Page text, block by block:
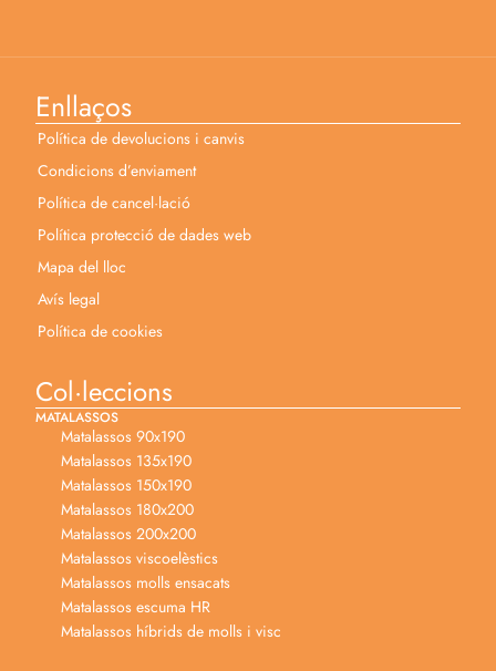
Enllaços
Política de devolucions i canvis
Condicions d’enviament
Política de cancel·lació
Política protecció de dades web
Mapa del lloc
Avís legal
Política de cookies
Col·leccions
MATALASSOS
Matalassos 90x190
Matalassos 135x190
Matalassos 150x190
Matalassos 180x200
Matalassos 200x200
Matalassos viscoelèstics
Matalassos molls ensacats
Matalassos escuma HR
Matalassos híbrids de molls i visc